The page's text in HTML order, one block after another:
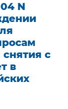
N
с
в